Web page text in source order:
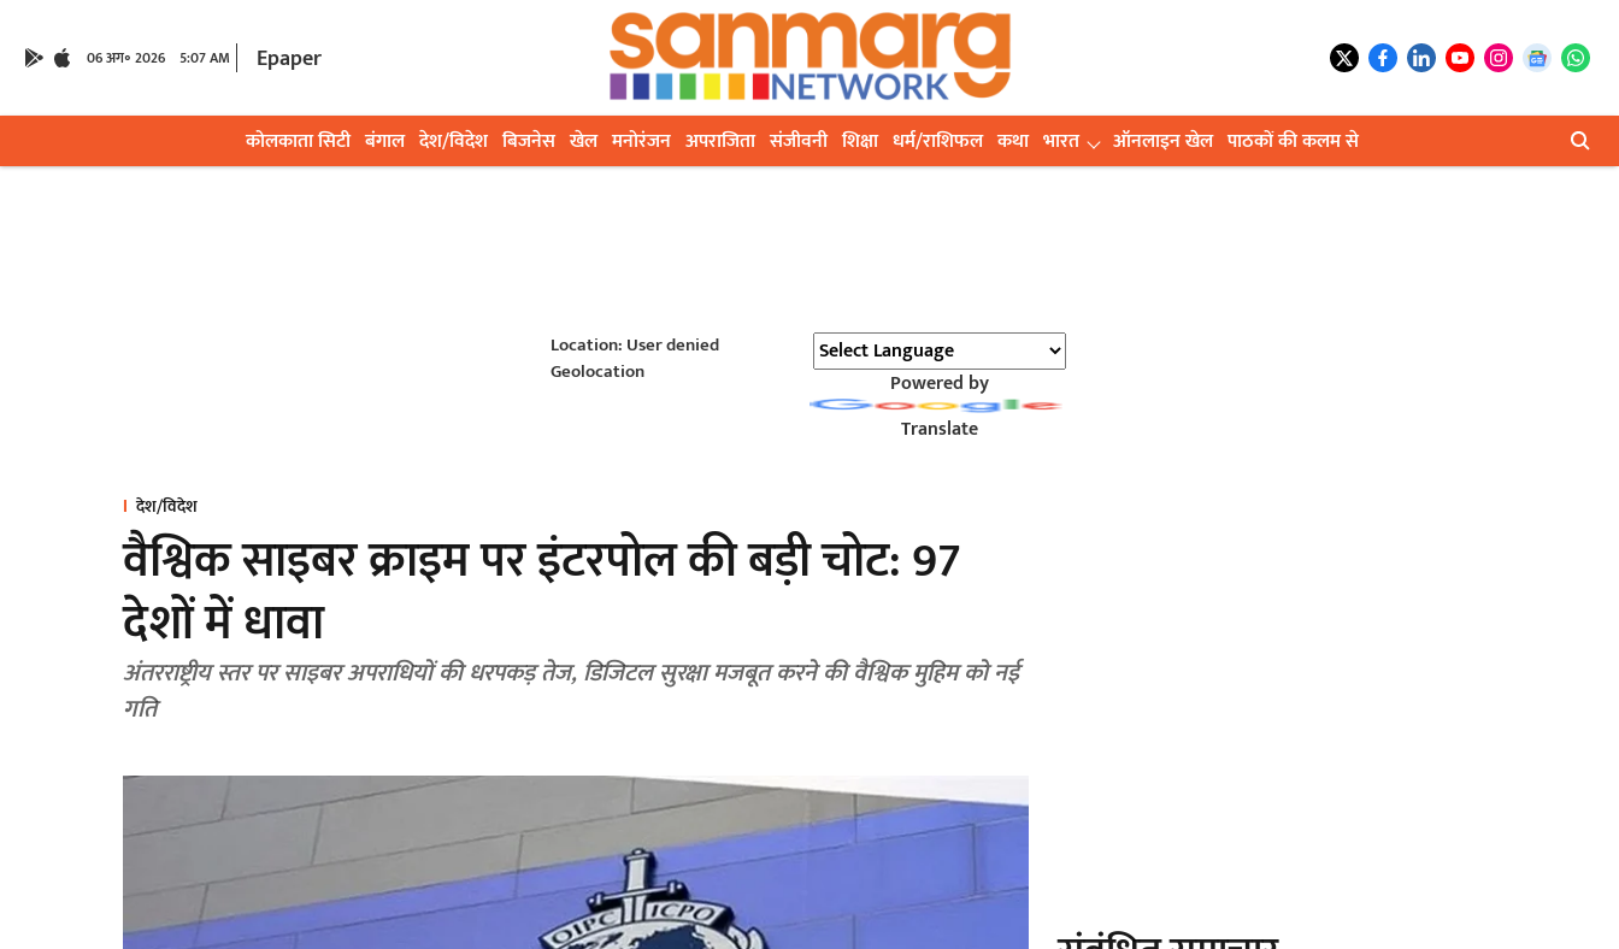
06 अग॰ 2026 5:07 AM Epaper
कोलकाता सिटी बंगाल देश/विदेश बिजनेस खेल मनोरंजन अपराजिता संजीवनी शिक्षा धर्म/राशिफल कथा भारत ऑनलाइन खेल पाठकों की कलम से
Location: User denied
Geolocation
Powered by
Translate
देश/विदेश
वैश्विक साइबर क्राइम पर इंटरपोल की बड़ी चोट: 97
देशों में धावा
अंतरराष्ट्रीय स्तर पर साइबर अपराधियों की धरपकड़ तेज, डिजिटल सुरक्षा मजबूत करने की वैश्विक मुहिम को नई
गति